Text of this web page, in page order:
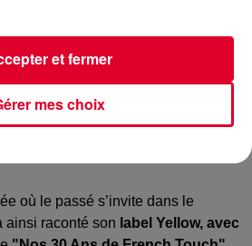
seront ce soir les invités
où le passé s’invite dans le
ainsi raconté son label Yellow, avec
mes choix
et fermer